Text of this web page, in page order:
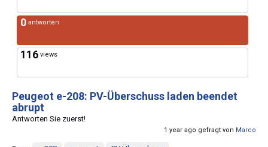
0 antworten
116 views
Peugeot e-208: PV-Überschuss laden beendet
abrupt
Antworten Sie zuerst!
1 year ago gefragt von Marco